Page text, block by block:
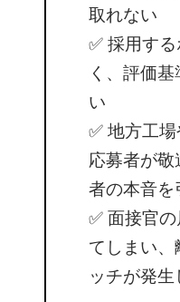
取れない
✅ 採用す
く、評価
い
✅ 地方工場
応募者が
者の本音を
✅ 面接官
てしまい
ッチが発生